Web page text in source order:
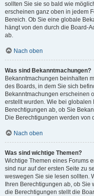
sollten Sie sie so bald wie
erscheinen ganz oben in jedem
Bereich. Ob Sie eine globale
hängt von den durch die Board-
ab.
Nach oben
Was sind Bekanntmachungen?
Bekanntmachungen beinhalten
des Boards, in dem Sie sich
Bekanntmachungen erscheinen
erstellt wurden. Wie bei
Berechtigungen ab, ob Sie
Die Berechtigungen werden von
Nach oben
Was sind wichtige Themen?
Wichtige Themen eines Forums
sind nur auf der ersten Seite zu
weswegen Sie sie lesen sollten.
Ihren Berechtigungen ab, ob
die Berechtigungen stellt die